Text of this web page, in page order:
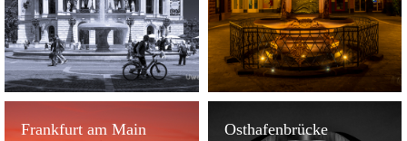
Frankfurt am Main
Osthafenbrücke